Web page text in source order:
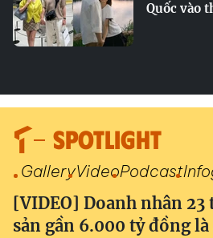
Quốc vào
SPOTLIGHT
GalleryVideoPodcast
[VIDEO] Doanh nhân
sản gần 6.000 tỷ đồng là